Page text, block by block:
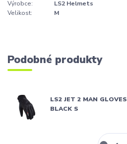
Výrobce:
LS2 Helmets
Velikost:
M
Podobné produkty
LS2 JET 2 MAN GLOVES
BLACK S